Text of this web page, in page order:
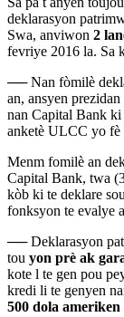
deklarasyon
Swa, anviwon 2
fevriye 2016 la. Sa
──Nan fòmilè
an, ansyen
nan Capital Bank ki
anketè ULCC yo fè
Menm fomilè an
Capital Bank, twa
kòb ki te deklare
fonksyon te evalye a
──Deklarasyon
tou yon prè ak
kote l te gen pou
kredi li te genyen
500 dola ameriken